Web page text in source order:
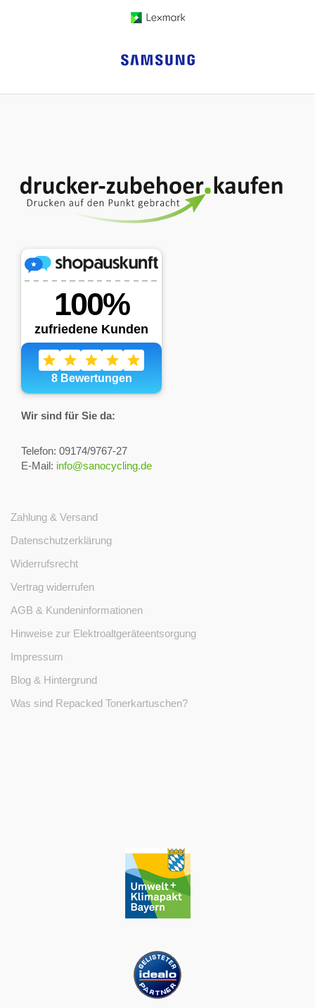
Wir sind für Sie da:
Telefon: 09174/9767-27
E-Mail: info@sanocycling.de
Zahlung & Versand
Datenschutzerklärung
Widerrufsrecht
Vertrag widerrufen
AGB & Kundeninformationen
Hinweise zur Elektroaltgeräteentsorgung
Impressum
Blog & Hintergrund
Was sind Repacked Tonerkartuschen?